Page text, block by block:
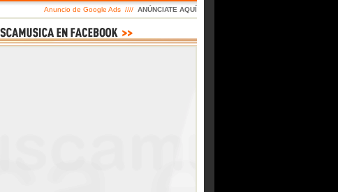
Anuncio de Google Ads //// ANÚNCIATE AQUÍ